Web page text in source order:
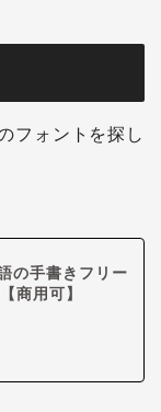
フォントを探し
の手書きフリー
商用可】